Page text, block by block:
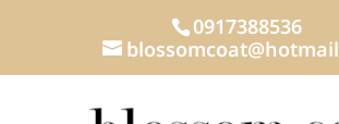
0917388536